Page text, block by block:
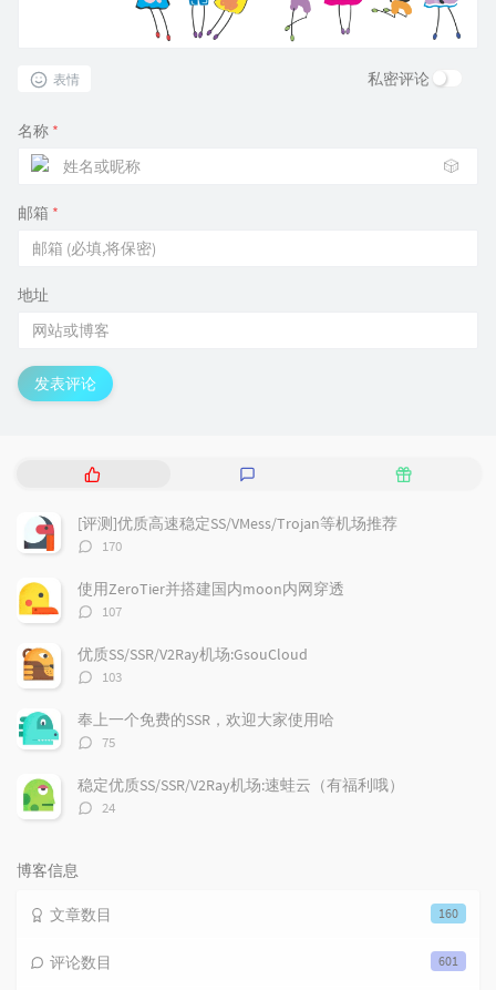
表情 私密评论
名称 *
🎲
邮箱 *
地址
发表评论
热
文
章
随
[评测]优质高速稳定SS/VMess/Trojan等机场推荐
评
数：
170
使用ZeroTier并搭建国内moon内网穿透
评
数：
107
优质SS/SSR/V2Ray机场:GsouCloud
评
数：
103
奉上一个免费的SSR，欢迎大家使用哈
评
数：
75
稳定优质SS/SSR/V2Ray机场:速蛙云（有福利哦）
评
24
博客信息
160
文章数目
601
评论数目